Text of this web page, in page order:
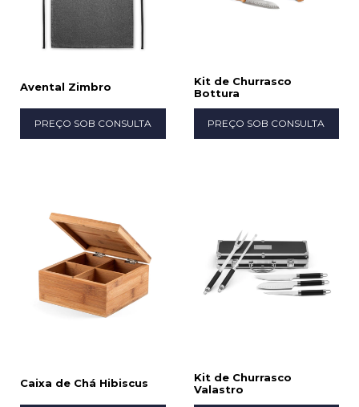
Avental Zimbro
PREÇO SOB CONSULTA
Kit de Churrasco
Bottura
PREÇO SOB CONSULTA
Caixa de Chá Hibiscus
Kit de Churrasco
Valastro